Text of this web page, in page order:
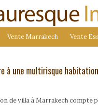
Vente Marrakech Vente
à une multirisque
de villa à Marrakech compte